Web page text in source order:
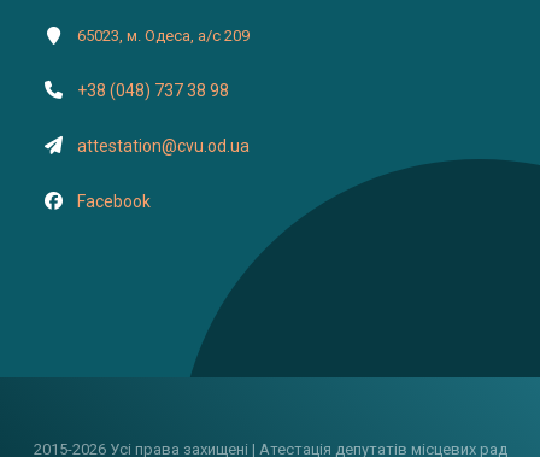
65023, м. Одеса, а/с 209
+38 (048) 737 38 98
attestation@cvu.od.ua
Facebook
2015-2026 Усі права захищені | Атестація депутатів місцевих рад